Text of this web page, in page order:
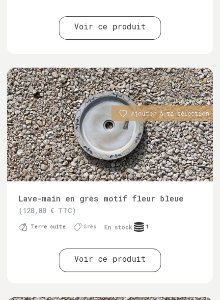
Voir ce produit
Ajouter à ma sélection
Lave-main en grès motif fleur bleue
(120,00 € TTC)
Terre cuite Grès En stock 1
Voir ce produit